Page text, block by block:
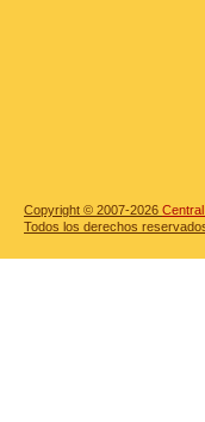
Copyright © 2007-2026
Todos los derechos